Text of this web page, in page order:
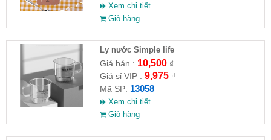
Xem chi tiết
Giỏ hàng
Ly nước Simple life
Giá bán : 10,500₫
Giá sỉ VIP : 9,975₫
Mã SP: 13058
Xem chi tiết
Giỏ hàng